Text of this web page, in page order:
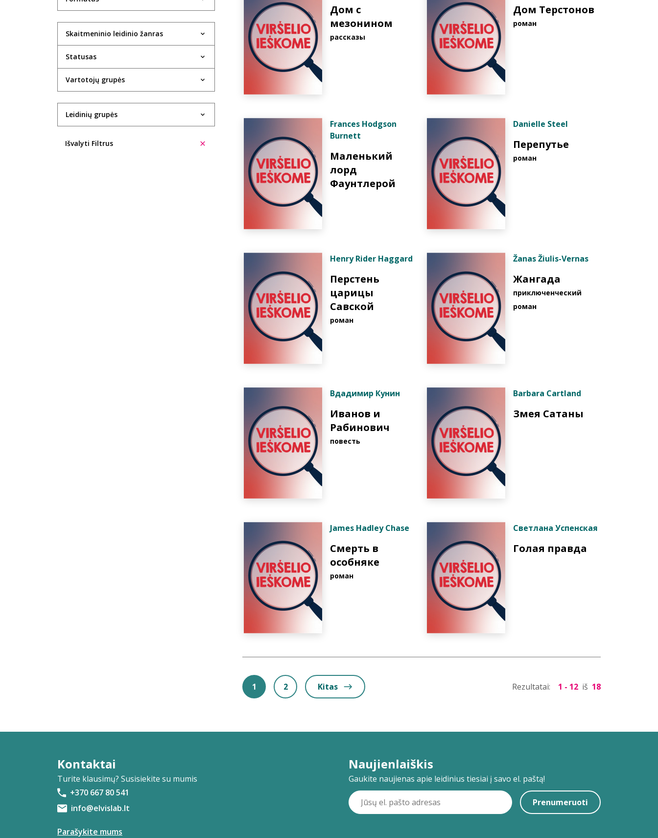
Skaitmeninio leidinio žanras
Statusas
Vartotojų grupės
Leidinių grupės
Išvalyti Filtrus
Дом с
мезонином
pассказы
Дом Терстонов
pоман
Frances Hodgson
Burnett
Маленький
лорд
Фаунтлерой
Danielle Steel
Перепутье
pоман
Henry Rider Haggard
Перстень
царицы
Савской
pоман
Žanas Žiulis-Vernas
Жангада
приключенческий
роман
Вдадимир Кунин
Иванов и
Рабинович
повесть
Barbara Cartland
Змея Сатаны
James Hadley Chase
Смерть в
особняке
роман
Светлана Успенская
Голая правда
1 2 Kitas Rezultatai: 1 - 12 iš 18
Kontaktai
Turite klausimų? Susisiekite su mumis
+370 667 80 541
info@elvislab.lt
Parašykite mums
Naujienlaiškis
Gaukite naujienas apie leidinius tiesiai į savo el. paštą!
Prenumeruoti